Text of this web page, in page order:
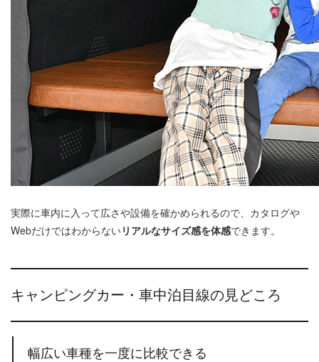
実際に車内に入って広さや設備を確かめられるので、カタログや
Webだけではわからないリアルなサイズ感を体感できます。
キャンピングカー・車中泊目線の見どころ
幅広い車種を一度に比較できる